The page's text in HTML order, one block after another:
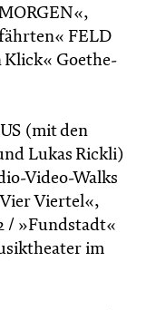
FELD
Klick« Goethe-
(mit den
Lukas Rickli)
Video-Walks
Viertel«,
/ »Fundstadt«
im